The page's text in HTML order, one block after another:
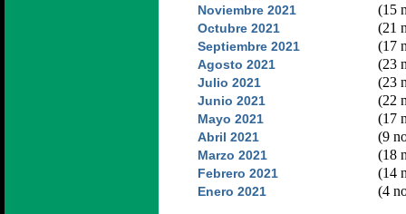
Noviembre 2021 (15
Octubre 2021 (21
Septiembre 2021 (17
Agosto 2021 (23
Julio 2021 (23
Junio 2021 (22
Mayo 2021 (17
Abril 2021 (9
Marzo 2021 (18
Febrero 2021 (14
Enero 2021 (4